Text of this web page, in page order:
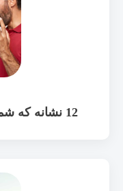
12 نشانه که شما در یک رابطه سمی هستید